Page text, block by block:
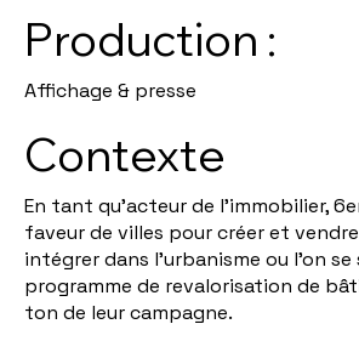
Production :
Affichage & presse
Contexte
En tant qu’acteur de l’immobilier,
faveur de villes pour créer et
intégrer dans l'urbanisme ou l'on se
programme de revalorisation de
ton de leur campagne.